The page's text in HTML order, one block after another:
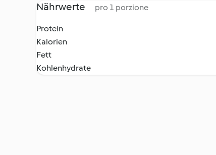
Nährwerte pro 1 porzione
Protein
Kalorien
Fett
Kohlenhydrate